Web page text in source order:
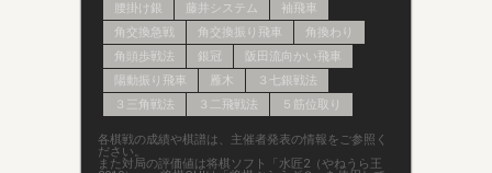
腰掛け銀
藤井システム
袖飛車
角交換急戦
角交換振り飛車
角換わり
角頭歩戦法
銀冠
阪田流向かい飛車
陽動振り飛車
雁木
３七銀戦法
３三角戦法
３二飛戦法 ５筋位取り
各棋戦の成績や棋譜は、主催者発表の情報をご参照く
ださい。
また対局の評価値は将棋ソフト「水匠2（やねうら王